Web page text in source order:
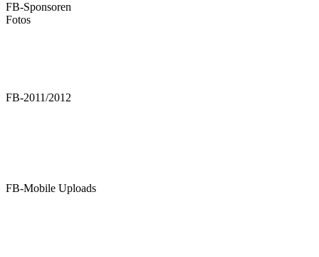
FB-Sponsoren
Fotos
FB-2011/2012
FB-Mobile Uploads